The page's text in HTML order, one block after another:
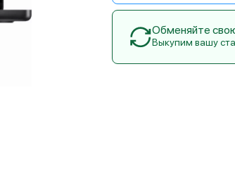
Обменяйте
Выкупим вашу